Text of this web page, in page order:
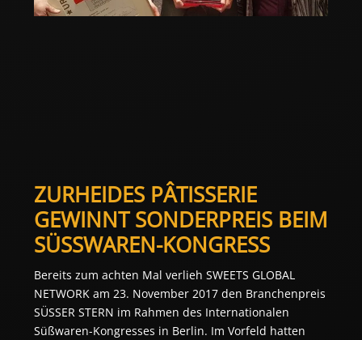
ZURHEIDES PÂTISSERIE
GEWINNT SONDERPREIS BEIM
SÜSSWAREN-KONGRESS
Bereits zum achten Mal verlieh SWEETS GLOBAL
NETWORK am 23. November 2017 den Branchenpreis
SÜSSER STERN im Rahmen des Internationalen
Süßwaren-Kongresses in Berlin. Im Vorfeld hatten